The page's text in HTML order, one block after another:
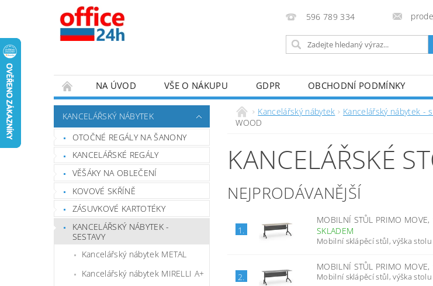
596 789 334
NA ÚVOD VŠE O NÁKUPU GDPR OBCHODNÍ PODMÍNKY
KANCELÁŘSKÝ NÁBYTEK
OTOČNÉ REGÁLY NA ŠANONY
KANCELÁŘSKÉ REGÁLY
VĚŠÁKY NA OBLEČENÍ
KOVOVÉ SKŘÍNĚ
ZÁSUVKOVÉ KARTOTÉKY
KANCELÁŘSKÝ NÁBYTEK -
SESTAVY
Kancelářský nábytek METAL
Kancelářský nábytek MIRELLI A+
Kancelářský nábytek Kancelářský nábytek -
WOOD
KANCELÁŘSKÉ
NEJPRODÁVANĚJŠÍ
1.
MOBILNÍ STŮL PRIMO
SKLADEM
Mobilní sklápěcí stůl, výška
2.
MOBILNÍ STŮL PRIMO
Mobilní sklápěcí stůl, výška